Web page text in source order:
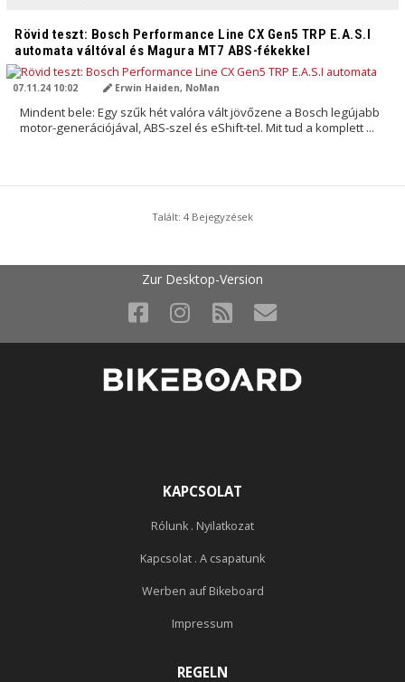
Rövid teszt: Bosch Performance Line CX Gen5 TRP E.A.S.I
automata váltóval és Magura MT7 ABS-fékekkel
07.11.24 10:02 Erwin Haiden, NoMan
Mindent bele: Egy szűk hét valóra vált jövőzene a Bosch legújabb
motor-generációjával, ABS-szel és eShift-tel. Mit tud a komplett ...
Talált: 4 Bejegyzések
Zur Desktop-Version
KAPCSOLAT
Rólunk . Nyilatkozat
Kapcsolat . A csapatunk
Werben auf Bikeboard
Impressum
REGELN